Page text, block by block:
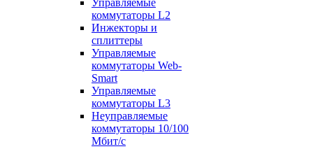
Управляемые
коммутаторы L2
Инжекторы и
сплиттеры
Управляемые
коммутаторы Web-
Smart
Управляемые
коммутаторы L3
Неуправляемые
коммутаторы 10/100
Мбит/с